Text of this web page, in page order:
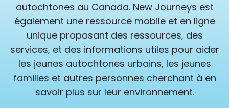
autochtones au Canada. New Journeys est
également une ressource mobile et en ligne
unique proposant des ressources, des
services, et des informations utiles pour aider
les jeunes autochtones urbains, les jeunes
familles et autres personnes cherchant à en
savoir plus sur leur environnement.